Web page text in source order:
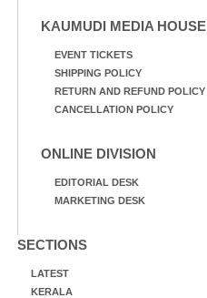
KAUMUDI MEDIA HOUSE
EVENT TICKETS
SHIPPING POLICY
RETURN AND REFUND POLICY
CANCELLATION POLICY
ONLINE DIVISION
EDITORIAL DESK
MARKETING DESK
SECTIONS
LATEST
KERALA